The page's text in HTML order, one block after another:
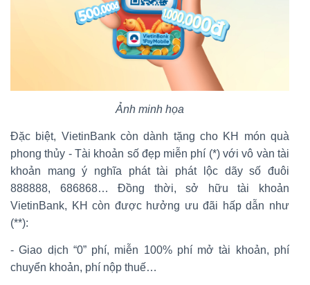
Ảnh minh họa
Đặc biệt, VietinBank còn dành tặng cho KH món quà
phong thủy - Tài khoản số đẹp miễn phí (*) với vô vàn tài
khoản mang ý nghĩa phát tài phát lộc dãy số đuôi
888888, 686868… Đồng thời, sở hữu tài khoản
VietinBank, KH còn được hưởng ưu đãi hấp dẫn như
(**):
- Giao dịch “0” phí, miễn 100% phí mở tài khoản, phí
chuyển khoản, phí nộp thuế…